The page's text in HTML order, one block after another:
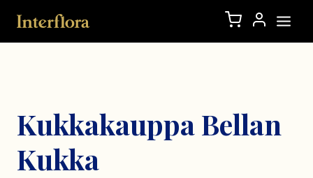
Kukkakauppa Bellan
Kukka